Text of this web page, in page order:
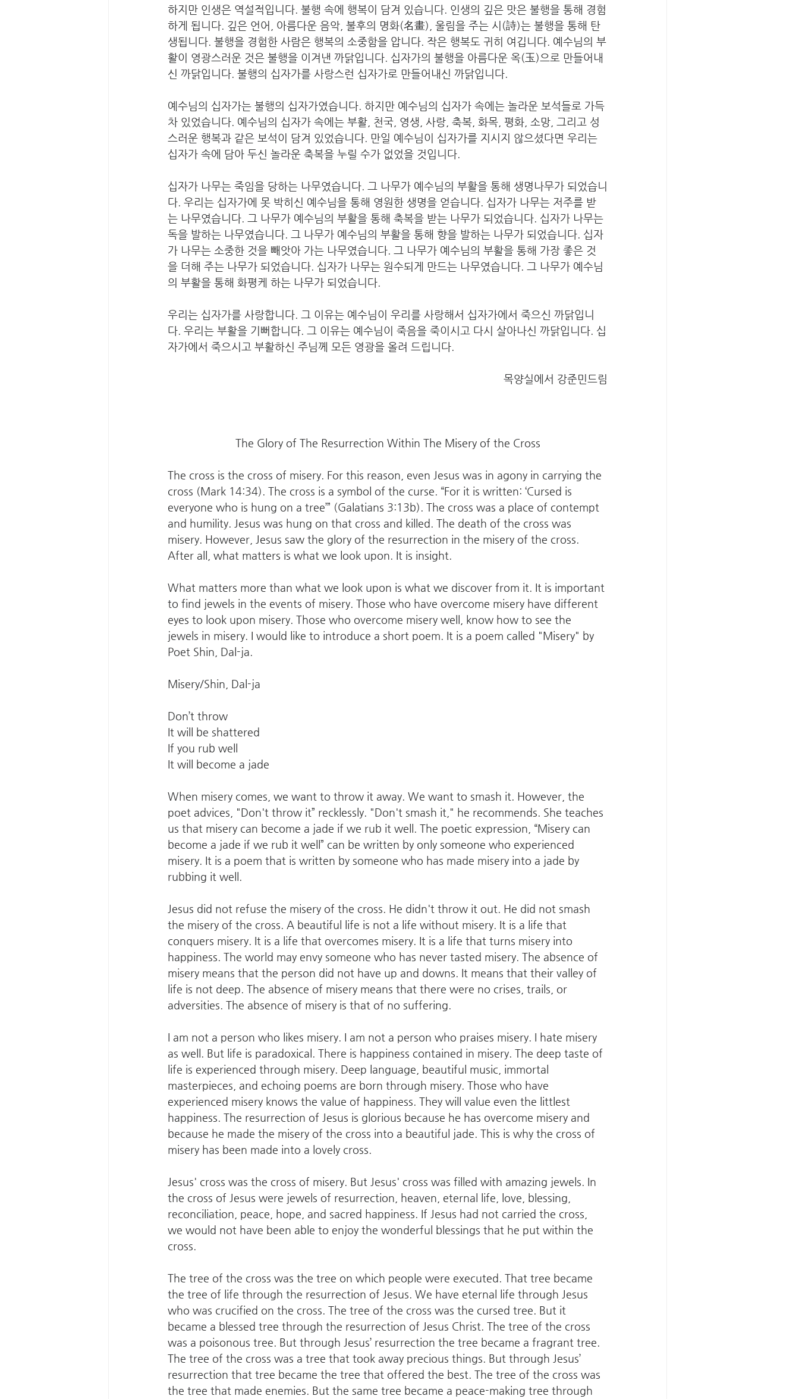
하지만 인생은 역설적입니다. 불행 속에 행복이 담겨 있습니다. 인생의 깊은 맛은 불행을 통해 경험
하게 됩니다. 깊은 언어, 아름다운 음악, 불후의 명화(名畫), 울림을 주는 시(詩)는 불행을 통해 탄
생됩니다. 불행을 경험한 사람은 행복의 소중함을 압니다. 작은 행복도 귀히 여깁니다. 예수님의 부
활이 영광스러운 것은 불행을 이겨낸 까닭입니다. 십자가의 불행을 아름다운 옥(玉)으로 만들어내
신 까닭입니다. 불행의 십자가를 사랑스런 십자가로 만들어내신 까닭입니다.
예수님의 십자가는 불행의 십자가였습니다. 하지만 예수님의 십자가 속에는 놀라운 보석들로 가득
차 있었습니다. 예수님의 십자가 속에는 부활, 천국, 영생, 사랑, 축복, 화목, 평화, 소망, 그리고 성
스러운 행복과 같은 보석이 담겨 있었습니다. 만일 예수님이 십자가를 지시지 않으셨다면 우리는
십자가 속에 담아 두신 놀라운 축복을 누릴 수가 없었을 것입니다.
십자가 나무는 죽임을 당하는 나무였습니다. 그 나무가 예수님의 부활을 통해 생명나무가 되었습니
다. 우리는 십자가에 못 박히신 예수님을 통해 영원한 생명을 얻습니다. 십자가 나무는 저주를 받
는 나무였습니다. 그 나무가 예수님의 부활을 통해 축복을 받는 나무가 되었습니다. 십자가 나무는
독을 발하는 나무였습니다. 그 나무가 예수님의 부활을 통해 향을 발하는 나무가 되었습니다. 십자
가 나무는 소중한 것을 빼앗아 가는 나무였습니다. 그 나무가 예수님의 부활을 통해 가장 좋은 것
을 더해 주는 나무가 되었습니다. 십자가 나무는 원수되게 만드는 나무였습니다. 그 나무가 예수님
의 부활을 통해 화평케 하는 나무가 되었습니다.
우리는 십자가를 사랑합니다. 그 이유는 예수님이 우리를 사랑해서 십자가에서 죽으신 까닭입니
다. 우리는 부활을 기뻐합니다. 그 이유는 예수님이 죽음을 죽이시고 다시 살아나신 까닭입니다. 십
자가에서 죽으시고 부활하신 주님께 모든 영광을 올려 드립니다.
목양실에서 강준민드림
The Glory of The Resurrection Within The Misery of the Cross
The cross is the cross of misery. For this reason, even Jesus was in agony in carrying the
cross (Mark 14:34). The cross is a symbol of the curse. “For it is written: ‘Cursed is
everyone who is hung on a tree’” (Galatians 3:13b). The cross was a place of contempt
and humility. Jesus was hung on that cross and killed. The death of the cross was
misery. However, Jesus saw the glory of the resurrection in the misery of the cross.
After all, what matters is what we look upon. It is insight.
What matters more than what we look upon is what we discover from it. It is important
to find jewels in the events of misery. Those who have overcome misery have different
eyes to look upon misery. Those who overcome misery well, know how to see the
jewels in misery. I would like to introduce a short poem. It is a poem called "Misery" by
Poet Shin, Dal-ja.
Misery/Shin, Dal-ja
Don’t throw
It will be shattered
If you rub well
It will become a jade
When misery comes, we want to throw it away. We want to smash it. However, the
poet advices, "Don't throw it” recklessly. "Don't smash it," he recommends. She teaches
us that misery can become a jade if we rub it well. The poetic expression, “Misery can
become a jade if we rub it well” can be written by only someone who experienced
misery. It is a poem that is written by someone who has made misery into a jade by
rubbing it well.
Jesus did not refuse the misery of the cross. He didn't throw it out. He did not smash
the misery of the cross. A beautiful life is not a life without misery. It is a life that
conquers misery. It is a life that overcomes misery. It is a life that turns misery into
happiness. The world may envy someone who has never tasted misery. The absence of
misery means that the person did not have up and downs. It means that their valley of
life is not deep. The absence of misery means that there were no crises, trails, or
adversities. The absence of misery is that of no suffering.
I am not a person who likes misery. I am not a person who praises misery. I hate misery
as well. But life is paradoxical. There is happiness contained in misery. The deep taste of
life is experienced through misery. Deep language, beautiful music, immortal
masterpieces, and echoing poems are born through misery. Those who have
experienced misery knows the value of happiness. They will value even the littlest
happiness. The resurrection of Jesus is glorious because he has overcome misery and
because he made the misery of the cross into a beautiful jade. This is why the cross of
misery has been made into a lovely cross.
Jesus' cross was the cross of misery. But Jesus' cross was filled with amazing jewels. In
the cross of Jesus were jewels of resurrection, heaven, eternal life, love, blessing,
reconciliation, peace, hope, and sacred happiness. If Jesus had not carried the cross,
we would not have been able to enjoy the wonderful blessings that he put within the
cross.
The tree of the cross was the tree on which people were executed. That tree became
the tree of life through the resurrection of Jesus. We have eternal life through Jesus
who was crucified on the cross. The tree of the cross was the cursed tree. But it
became a blessed tree through the resurrection of Jesus Christ. The tree of the cross
was a poisonous tree. But through Jesus’ resurrection the tree became a fragrant tree.
The tree of the cross was a tree that took away precious things. But through Jesus’
resurrection that tree became the tree that offered the best. The tree of the cross was
the tree that made enemies. But the same tree became a peace-making tree through